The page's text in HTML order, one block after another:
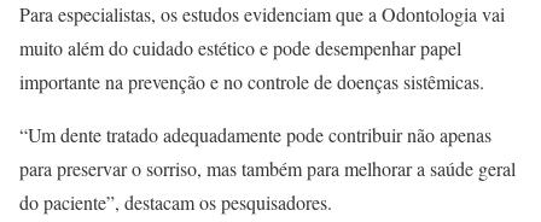
Para especialistas, os estudos evidenciam que a Odontologia vai
muito além do cuidado estético e pode desempenhar papel
importante na prevenção e no controle de doenças sistêmicas.
“Um dente tratado adequadamente pode contribuir não apenas
para preservar o sorriso, mas também para melhorar a saúde geral
do paciente”, destacam os pesquisadores.